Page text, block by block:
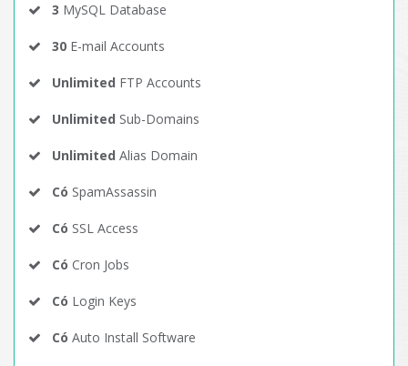
3 MySQL Database
30 E-mail Accounts
Unlimited FTP Accounts
Unlimited Sub-Domains
Unlimited Alias Domain
Có SpamAssassin
Có SSL Access
Có Cron Jobs
Có Login Keys
Có Auto Install Software